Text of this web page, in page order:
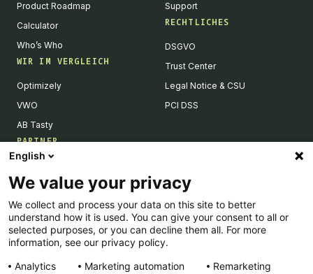
Product Roadmap
Calculator
Who’s Who
WIR IM VERGLEICH
Optimizely
VWO
AB Tasty
PARTNER
Become a Partner
Integrations Directory
Partners Directory
Support
RECHTLICHES
DSGVO
Trust Center
Legal Notice & CSU
PCI DSS
English
We value your privacy
We collect and process your data on this site to better
understand how it is used. You can give your consent to all or
selected purposes, or you can decline them all. For more
information, see our privacy policy.
Analytics
Marketing automation Remarketing